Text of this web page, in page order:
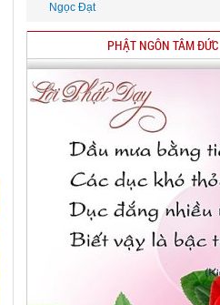
Ngọc Đạt
PHẬT NGÔN TÂM ĐỨC